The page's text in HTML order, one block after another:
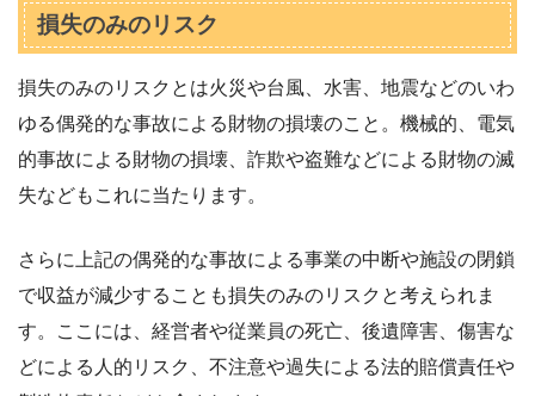
損失のみのリスク
損失のみのリスクとは火災や台風、水害、地震などのいわ
ゆる偶発的な事故による財物の損壊のこと。機械的、電気
的事故による財物の損壊、詐欺や盗難などによる財物の滅
失などもこれに当たります。
さらに上記の偶発的な事故による事業の中断や施設の閉鎖
で収益が減少することも損失のみのリスクと考えられま
す。ここには、経営者や従業員の死亡、後遺障害、傷害な
どによる人的リスク、不注意や過失による法的賠償責任や